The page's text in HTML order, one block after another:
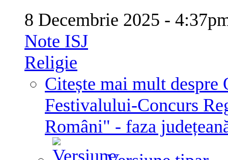
8 Decembrie 2025 -
Note ISJ
Religie
Citește mai mult despre
Festivalului-Concurs
Români" - faza